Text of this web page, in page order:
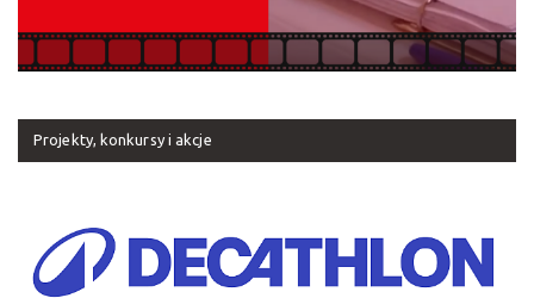
Projekty, konkursy i akcje